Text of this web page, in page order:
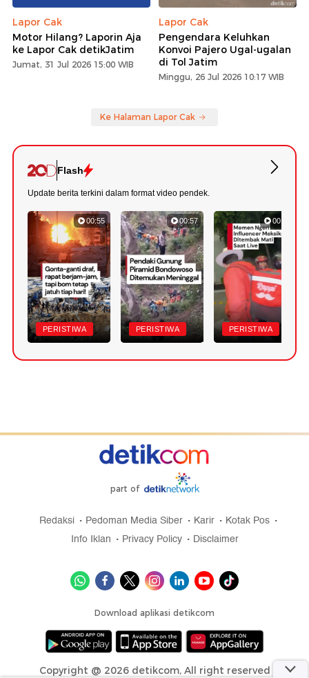
Lapor Cak
Motor Hilang? Laporin Aja
ke Lapor Cak detikJatim
Jumat, 31 Jul 2026 15:00 WIB
Lapor Cak
Pengendara Keluhkan
Konvoi Pajero Ugal-ugalan
di Tol Jatim
Minggu, 26 Jul 2026 10:17 WIB
Ke Halaman Lapor Cak
Flash
Update berita terkini dalam format video pendek.
00:55
PERISTIWA
00:57
PERISTIWA
00:49
PERISTIWA
part of
Redaksi Pedoman Media Siber Karir
Kotak Pos
Info Iklan
Privacy Policy Disclaimer
Download aplikasi detikcom
Copyright @ 2026 detikcom, All right reserved